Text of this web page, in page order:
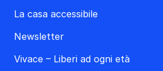
La casa accessibile
Newsletter
Vivace – Liberi ad ogni età